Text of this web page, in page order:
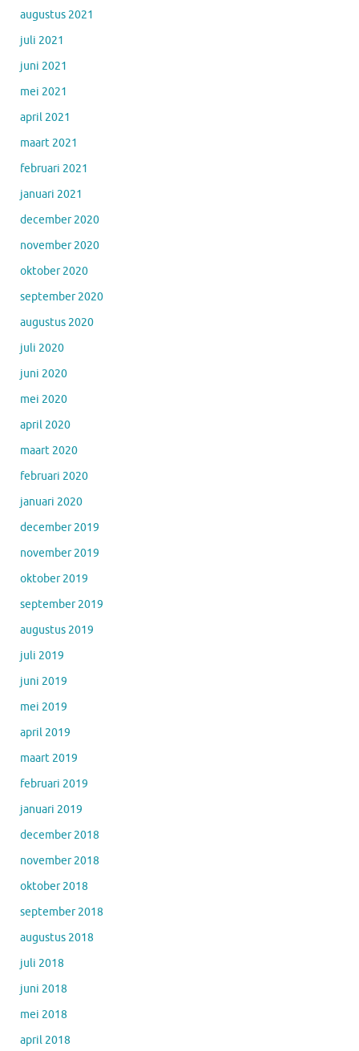
augustus 2021
juli 2021
juni 2021
mei 2021
april 2021
maart 2021
februari 2021
januari 2021
december 2020
november 2020
oktober 2020
september 2020
augustus 2020
juli 2020
juni 2020
mei 2020
april 2020
maart 2020
februari 2020
januari 2020
december 2019
november 2019
oktober 2019
september 2019
augustus 2019
juli 2019
juni 2019
mei 2019
april 2019
maart 2019
februari 2019
januari 2019
december 2018
november 2018
oktober 2018
september 2018
augustus 2018
juli 2018
juni 2018
mei 2018
april 2018